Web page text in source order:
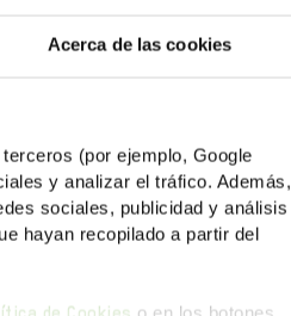
Acerca de las cookies
(por ejemplo, Google
y analizar el tráfico. Además,
sociales, publicidad y análisis
hayan recopilado a partir del